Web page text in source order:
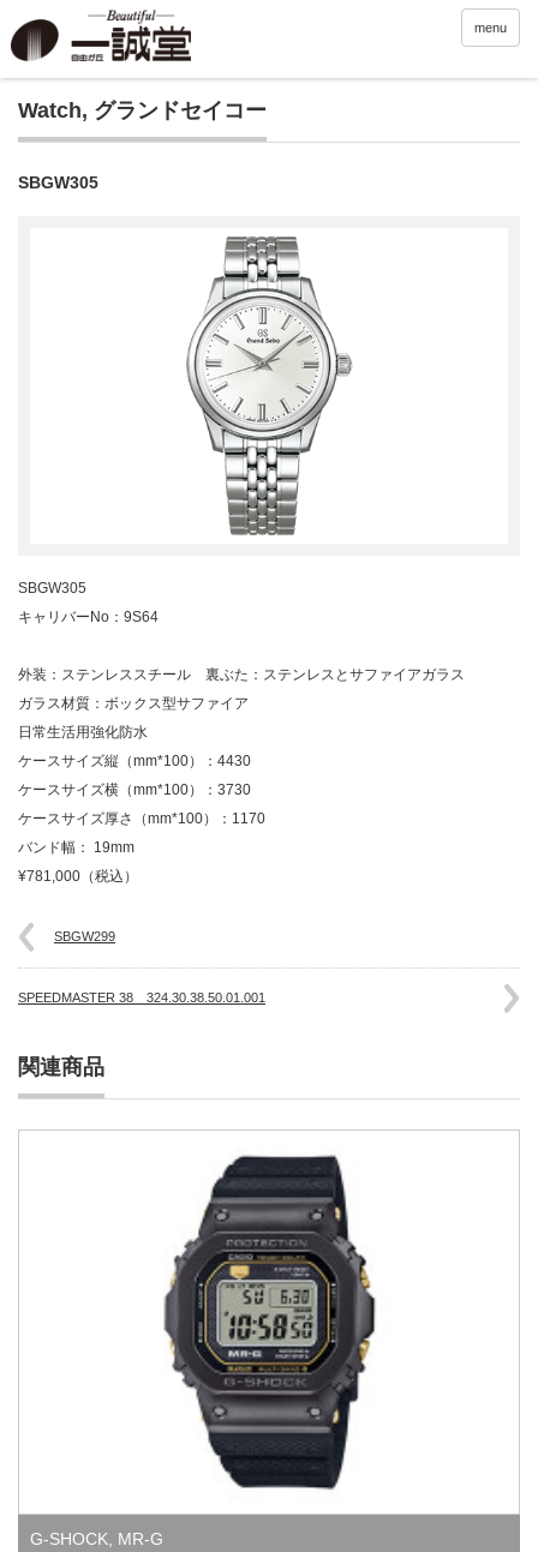
menu
Watch, グランドセイコー
SBGW305
SBGW305
キャリバーNo：9S64
外装：ステンレススチール 裏ぶた：ステンレスとサファイアガラス
ガラス材質：ボックス型サファイア
日常生活用強化防水
ケースサイズ縦（mm*100）：4430
ケースサイズ横（mm*100）：3730
ケースサイズ厚さ（mm*100）：1170
バンド幅： 19mm
¥781,000（税込）
SBGW299
SPEEDMASTER 38 324.30.38.50.01.00 1
関連商品
G-SHOCK MR-G